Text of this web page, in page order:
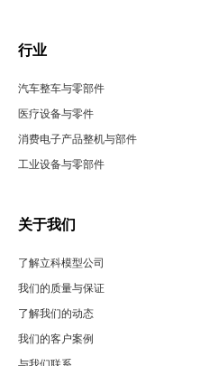
行业
汽车整车与零部件
医疗设备与零件
消费电子产品整机与部件
工业设备与零部件
关于我们
了解立科模型公司
我们的质量与保证
了解我们的动态
我们的客户案例